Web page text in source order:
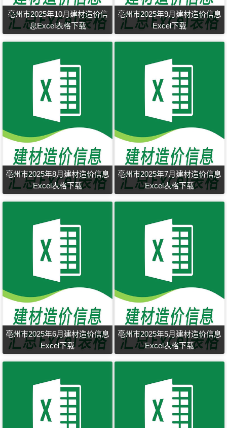
亳州市2025年10月建材造价信
息Excel表格下载
亳州市2025年9月建材造价信息
Excel下载
亳州市2025年8月建材造价信息
Excel表格下载
亳州市2025年7月建材造价信息
Excel表格下载
亳州市2025年6月建材造价信息
Excel下载
亳州市2025年5月建材造价信息
Excel表格下载